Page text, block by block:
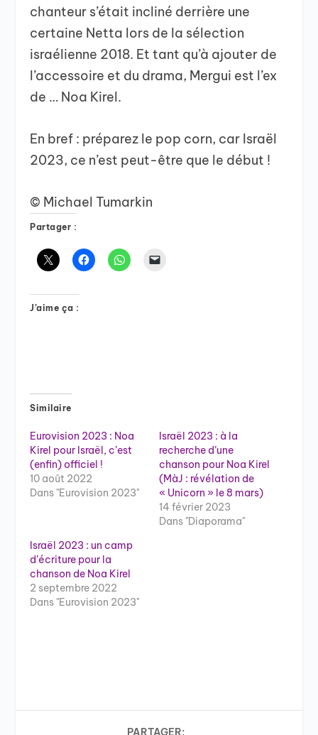
chanteur s’était incliné derrière une
certaine Netta lors de la sélection
israélienne 2018. Et tant qu’à ajouter de
l’accessoire et du drama, Mergui est l’ex
de … Noa Kirel.
En bref : préparez le pop corn, car Israël
2023, ce n’est peut-être que le début !
© Michael Tumarkin
Partager :
J’aime ça :
Similaire
Eurovision 2023 : Noa
Kirel pour Israël, c’est
(enfin) officiel !
10 août 2022
Dans "Eurovision 2023"
Israël 2023 : à la
recherche d’une
chanson pour Noa Kirel
(MàJ : révélation de
« Unicorn » le 8 mars)
14 février 2023
Dans "Diaporama"
Israël 2023 : un camp
d’écriture pour la
chanson de Noa Kirel
2 septembre 2022
Dans "Eurovision 2023"
PARTAGER: